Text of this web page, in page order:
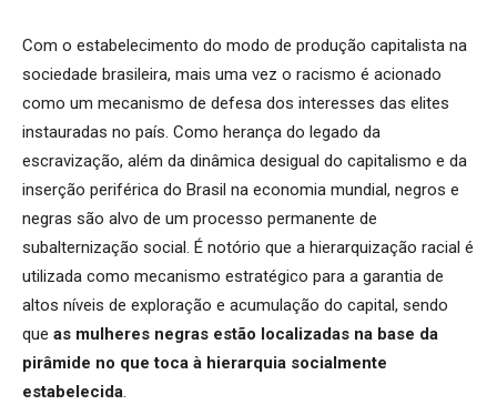
Com o estabelecimento do modo de produção capitalista na
sociedade brasileira, mais uma vez o racismo é acionado
como um mecanismo de defesa dos interesses das elites
instauradas no país. Como herança do legado da
escravização, além da dinâmica desigual do capitalismo e da
inserção periférica do Brasil na economia mundial, negros e
negras são alvo de um processo permanente de
subalternização social. É notório que a hierarquização racial é
utilizada como mecanismo estratégico para a garantia de
altos níveis de exploração e acumulação do capital, sendo
que as mulheres negras estão localizadas na base da
pirâmide no que toca à hierarquia socialmente
estabelecida.